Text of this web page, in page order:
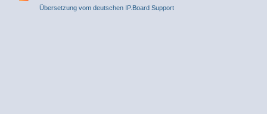
Übersetzung vom deutschen IP.Board Support